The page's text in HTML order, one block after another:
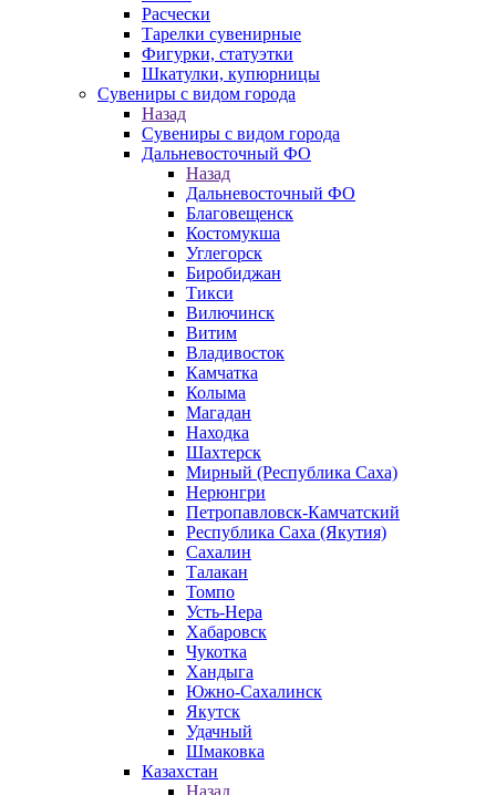
Расчески
Тарелки сувенирные
Фигурки, статуэтки
Шкатулки, купюрницы
Сувениры с видом города
Назад
Сувениры с видом города
Дальневосточный ФО
Назад
Дальневосточный ФО
Благовещенск
Костомукша
Углегорск
Биробиджан
Тикси
Вилючинск
Витим
Владивосток
Камчатка
Колыма
Магадан
Находка
Шахтерск
Мирный (Республика Саха)
Нерюнгри
Петропавловск-Камчатский
Республика Саха (Якутия)
Сахалин
Талакан
Томпо
Усть-Нера
Хабаровск
Чукотка
Хандыга
Южно-Сахалинск
Якутск
Удачный
Шмаковка
Казахстан
Назад